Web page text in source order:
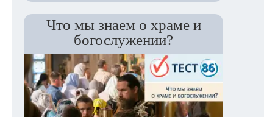
Что мы знаем о храме и
богослужении?